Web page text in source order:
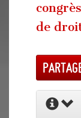
de